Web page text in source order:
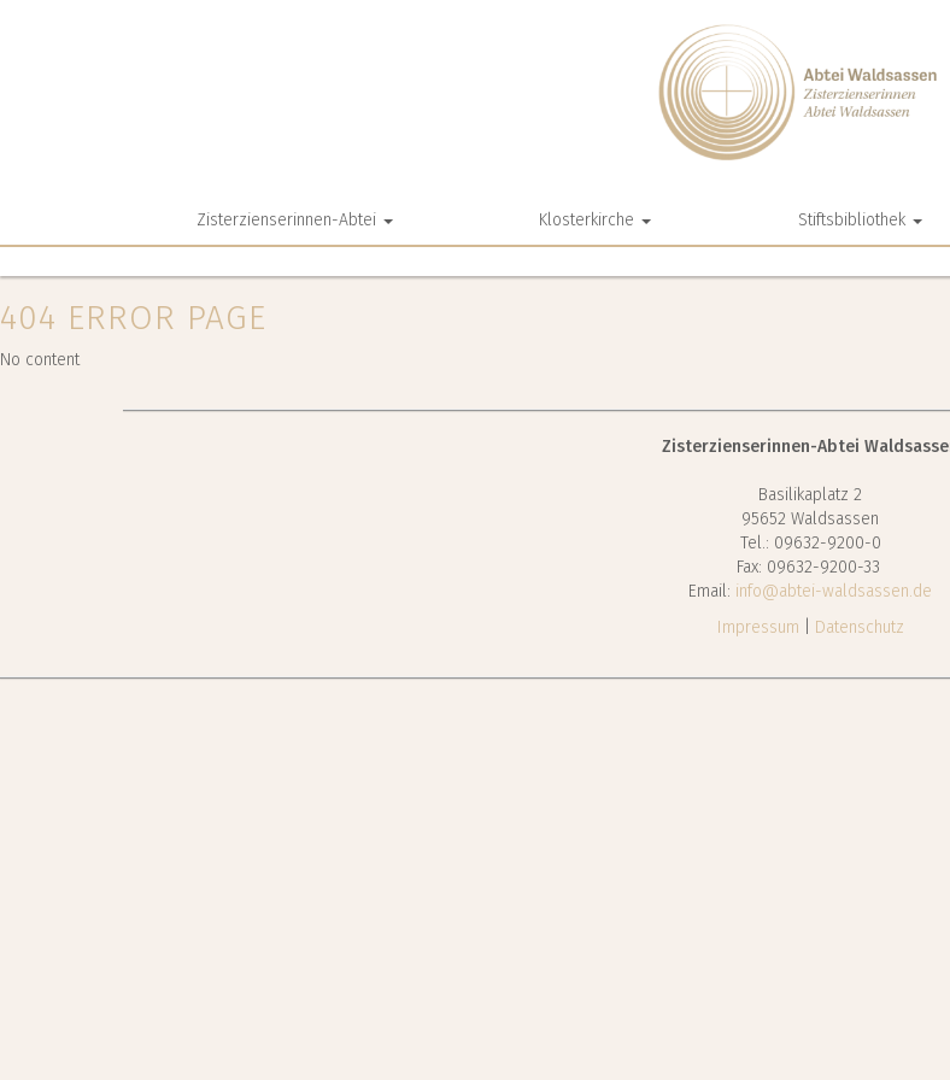
Zisterzienserinnen-Abtei Klosterkirche Stiftsbibliothek
404 ERROR PAGE
No content
Zisterzienserinnen-Abtei
Basilikaplatz 2
95652 Waldsassen
Tel.: 09632-9200-0
Fax: 09632-9200-33
Email: info@abtei-waldsassen.de
Impressum
Datenschutz